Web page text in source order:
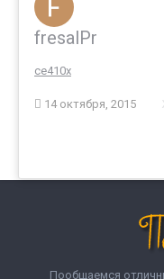
fresalPr
ce410x
14 октября, 2015
Пообщаемся